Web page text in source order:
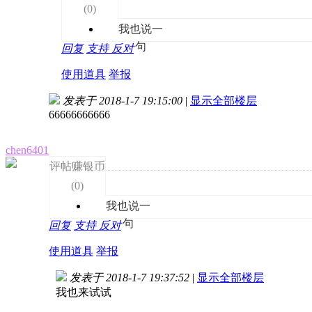
(0)
我也说一
句
回复 支持 反对
使用道具 举报
chen6401
发表于 2018-1-7 19:15:00 | 显示全部楼层
66666666666
评帖赚银币
(0)
我也说一
句
回复 支持 反对
使用道具 举报
发表于 2018-1-7 19:37:52 | 显示全部楼层
我也来试试